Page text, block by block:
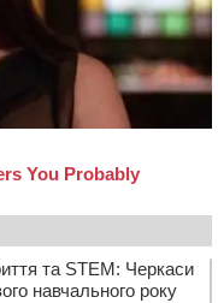
та STEM: Черкаси
навчального року